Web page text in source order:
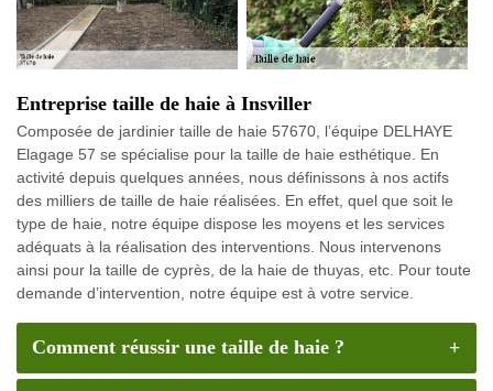
Entreprise taille de haie à Insviller
Composée de jardinier taille de haie 57670, l’équipe DELHAYE
Elagage 57 se spécialise pour la taille de haie esthétique. En
activité depuis quelques années, nous définissons à nos actifs
des milliers de taille de haie réalisées. En effet, quel que soit le
type de haie, notre équipe dispose les moyens et les services
adéquats à la réalisation des interventions. Nous intervenons
ainsi pour la taille de cyprès, de la haie de thuyas, etc. Pour toute
demande d’intervention, notre équipe est à votre service.
Comment réussir une taille de haie ?